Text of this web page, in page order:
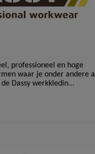
professioneel en hoge
waar je onder andere al
Dassy werkkledin...